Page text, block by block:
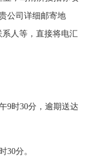
公司详细邮寄地
人等，直接将电汇
9时30分，逾期送达
30分。